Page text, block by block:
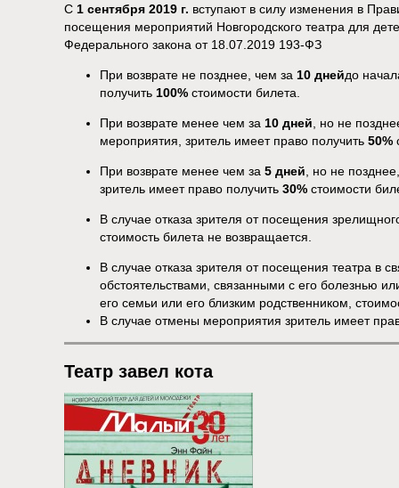
С 1 сентября 2019 г. вступают в силу изменения в
посещения мероприятий Новгородского театра для
Федерального закона от 18.07.2019 193-ФЗ
При возврате не позднее, чем за 10 днейдо
получить 100% стоимости билета.
При возврате менее чем за 10 дней , но не
мероприятия, зритель имеет право получить 50%
При возврате менее чем за 5 дней , но не
зритель имеет право получить 30% стоимости
В случае отказа зрителя от посещения
стоимость билета не возвращается.
В случае отказа зрителя от посещения театра в
обстоятельствами, связанными с его болезнью
его семьи или его близким родственником,
В случае отмены мероприятия зритель имеет
Театр завел кота